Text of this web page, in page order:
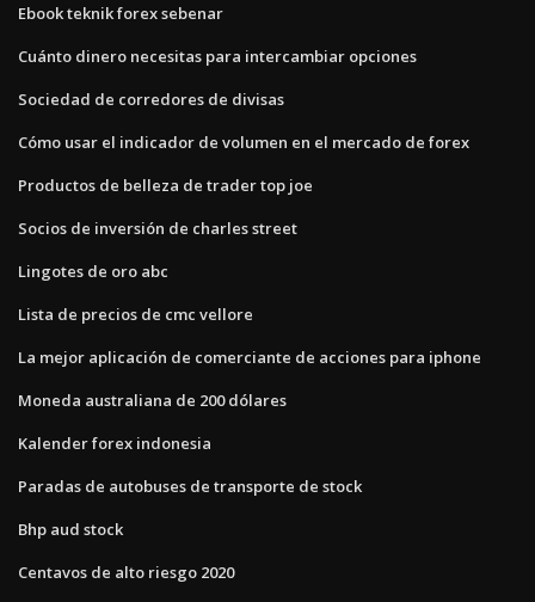
Ebook teknik forex sebenar
Cuánto dinero necesitas para intercambiar opciones
Sociedad de corredores de divisas
Cómo usar el indicador de volumen en el mercado de forex
Productos de belleza de trader top joe
Socios de inversión de charles street
Lingotes de oro abc
Lista de precios de cmc vellore
La mejor aplicación de comerciante de acciones para iphone
Moneda australiana de 200 dólares
Kalender forex indonesia
Paradas de autobuses de transporte de stock
Bhp aud stock
Centavos de alto riesgo 2020